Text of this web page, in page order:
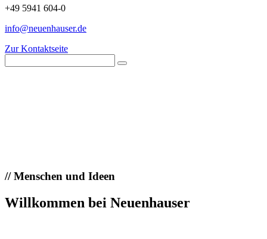
+49 5941 604-0
info@neuenhauser.de
Zur Kontaktseite
//Menschen und Ideen
Willkommen bei Neuenhauser